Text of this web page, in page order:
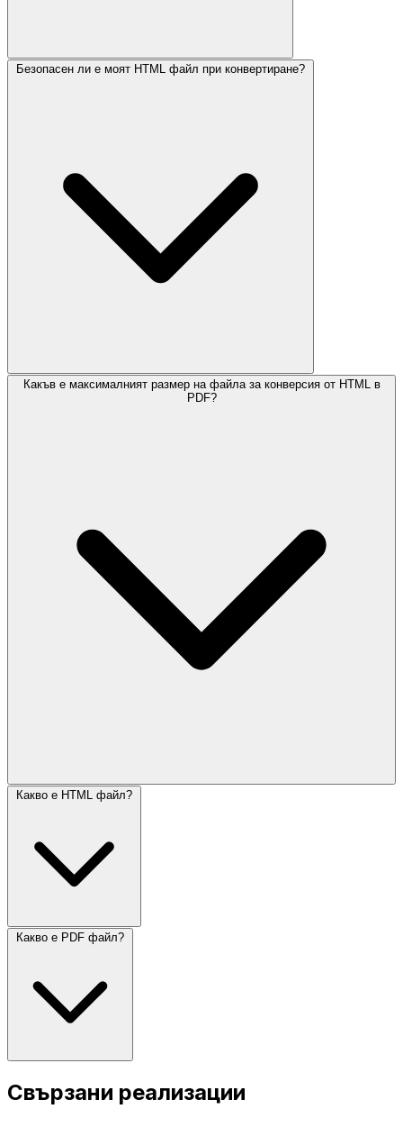
Безопасен ли е моят HTML файл при конвертиране?
Какъв е максималният размер на файла за конверсия от HTML в
PDF?
Какво е HTML файл?
Какво е PDF файл?
Свързани реализации